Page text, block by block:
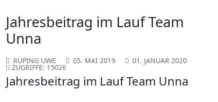
Jahresbeitrag im Lauf Team
Unna
RÜPING UWE 05. MAI 2019 01. JANUAR 2020
ZUGRIFFE: 15026
Jahresbeitrag im Lauf Team Unna